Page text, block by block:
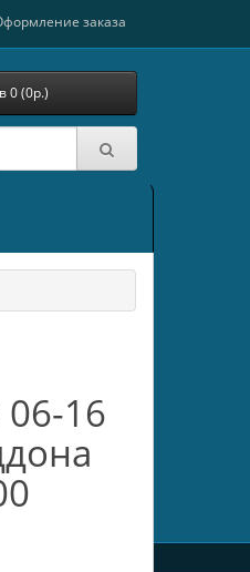
заказа
0 (0р.)
06-16